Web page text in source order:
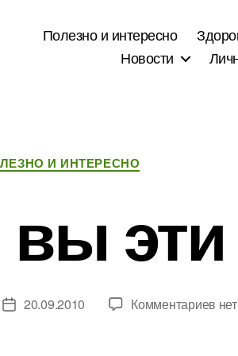
Полезно и интересно
Новости
Рубрики
И ИНТЕРЕСНО
вы
Дата20.09.2010 Комментариевкнет